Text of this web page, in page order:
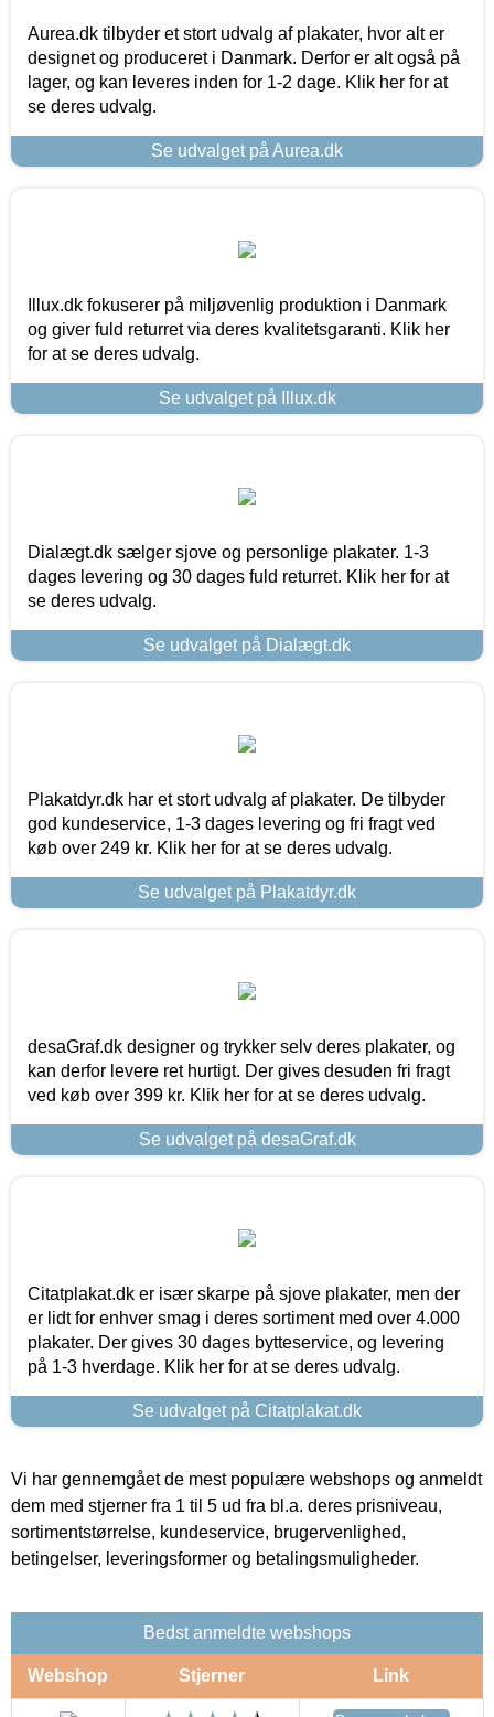
Aurea.dk tilbyder et stort udvalg af plakater, hvor alt er
designet og produceret i Danmark. Derfor er alt også på
lager, og kan leveres inden for 1-2 dage. Klik her for at
se deres udvalg.
Se udvalget på Aurea.dk
Illux.dk fokuserer på miljøvenlig produktion i Danmark
og giver fuld returret via deres kvalitetsgaranti. Klik her
for at se deres udvalg.
Se udvalget på Illux.dk
Dialægt.dk sælger sjove og personlige plakater. 1-3
dages levering og 30 dages fuld returret. Klik her for at
se deres udvalg.
Se udvalget på Dialægt.dk
Plakatdyr.dk har et stort udvalg af plakater. De tilbyder
god kundeservice, 1-3 dages levering og fri fragt ved
køb over 249 kr. Klik her for at se deres udvalg.
Se udvalget på Plakatdyr.dk
desaGraf.dk designer og trykker selv deres plakater, og
kan derfor levere ret hurtigt. Der gives desuden fri fragt
ved køb over 399 kr. Klik her for at se deres udvalg.
Se udvalget på desaGraf.dk
Citatplakat.dk er især skarpe på sjove plakater, men der
er lidt for enhver smag i deres sortiment med over 4.000
plakater. Der gives 30 dages bytteservice, og levering
på 1-3 hverdage. Klik her for at se deres udvalg.
Se udvalget på Citatplakat.dk
Vi har gennemgået de mest populære webshops og anmeldt
dem med stjerner fra 1 til 5 ud fra bl.a. deres prisniveau,
sortimentstørrelse, kundeservice, brugervenlighed,
betingelser, leveringsformer og betalingsmuligheder.
Bedst anmeldte webshops
Webshop Stjerner Link